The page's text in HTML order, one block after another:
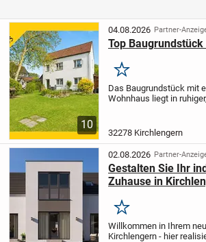
10
04.08.2026 Partner-
Top
Merken
Das Baugrundstück mit
Wohnhaus liegt in
zu bebauen. Eine
32278 Kirchlengern
02.08.2026 Partner-
Gestalten Sie Ihr
Zuhause in
Merken
Willkommen in Ihrem
Kirchlengern - hier